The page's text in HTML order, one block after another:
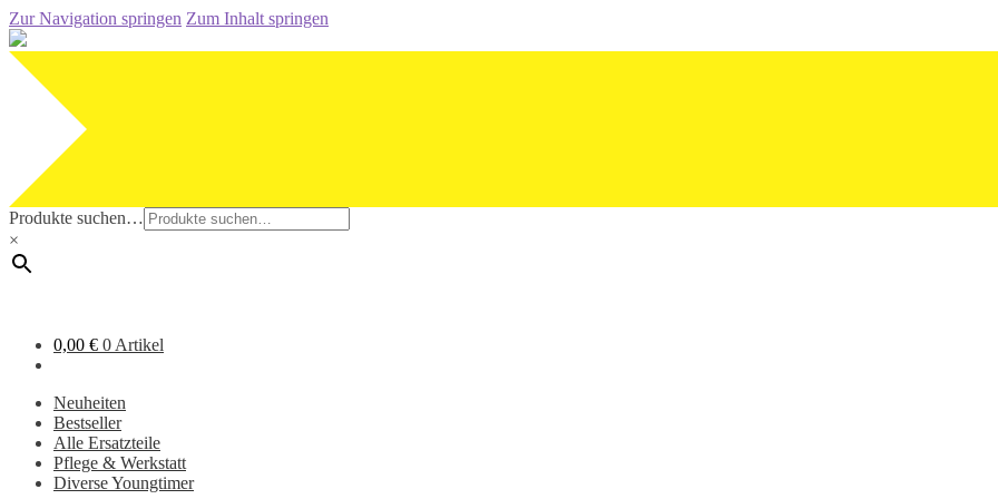
Zur Navigation springen Zum Inhalt springen
Produkte suchen…
×
0,00 € 0 Artikel
Neuheiten
Bestseller
Alle Ersatzteile
Pflege & Werkstatt
Diverse Youngtimer